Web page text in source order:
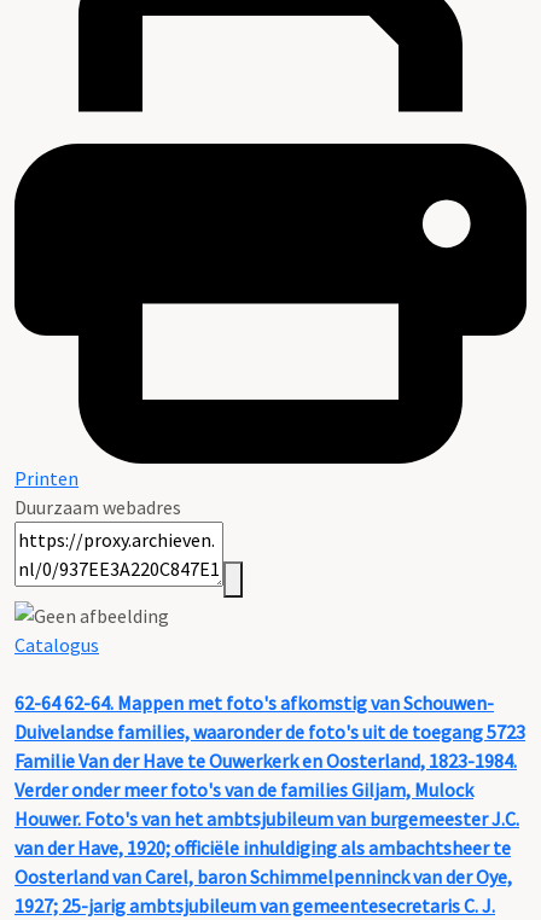
Printen
Duurzaam webadres
Catalogus
62-6462-64. Mappen met foto's afkomstig van Schouwen-
Duivelandse families, waaronder de foto's uit de toegang 5723
Familie Van der Have te Ouwerkerk en Oosterland, 1823-1984.
Verder onder meer foto's van de families Giljam, Mulock
Houwer. Foto's van het ambtsjubileum van burgemeester J.C.
van der Have, 1920; officiële inhuldiging als ambachtsheer te
Oosterland van Carel, baron Schimmelpenninck van der Oye,
1927; 25-jarig ambtsjubileum van gemeentesecretaris C. J.